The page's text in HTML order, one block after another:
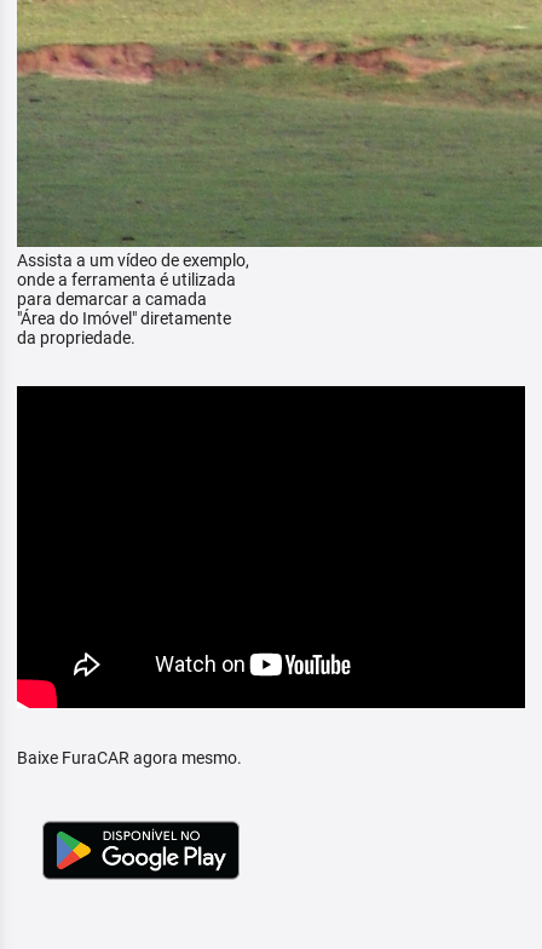
Assista a um vídeo de exemplo,
onde a ferramenta é utilizada
para demarcar a camada
"Área do Imóvel" diretamente
da propriedade.
Baixe FuraCAR agora mesmo.